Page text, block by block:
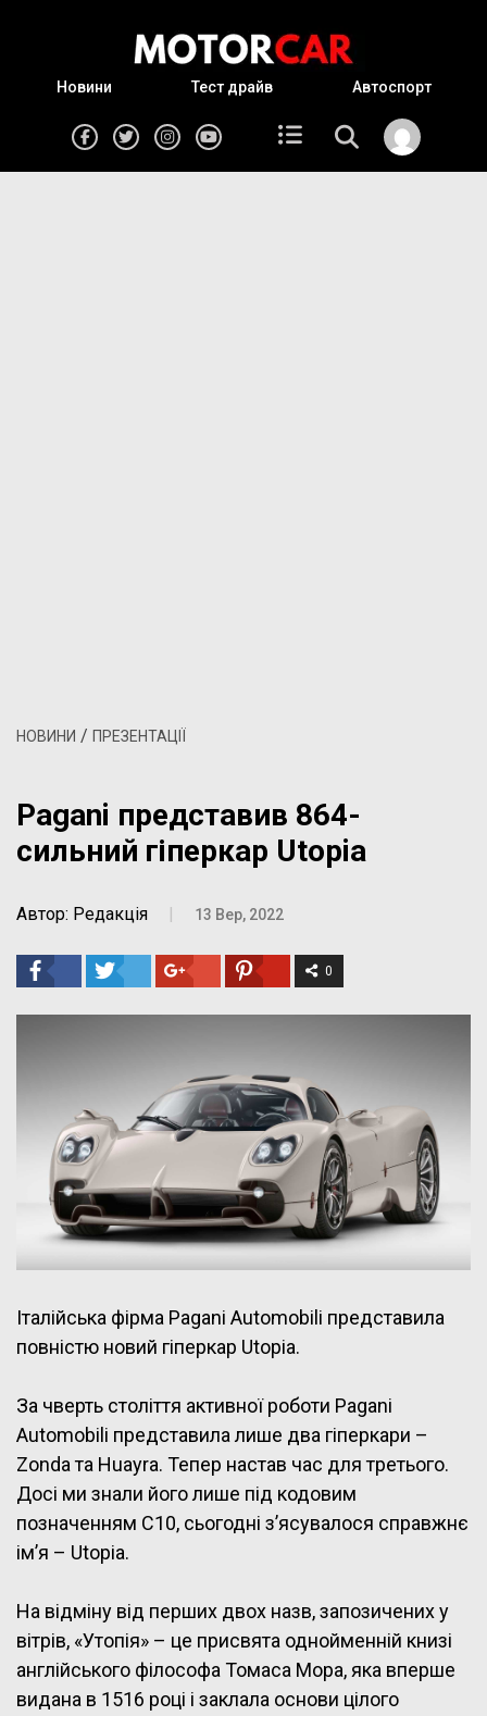
Новини Тест драйв Автоспорт
НОВИНИ / ПРЕЗЕНТАЦІЇ
Pagani представив 864-
сильний гіперкар Utopia
Автор: Редакція | 13 Вер, 2022
0
Італійська фірма Pagani Automobili представила
повністю новий гіперкар Utopia.
За чверть століття активної роботи Pagani
Automobili представила лише два гіперкари –
Zonda та Huayra. Тепер настав час для третього.
Досі ми знали його лише під кодовим
позначенням C10, сьогодні з’ясувалося справжнє
ім’я – Utopia.
На відміну від перших двох назв, запозичених у
вітрів, «Утопія» – це присвята однойменній книзі
англійського філософа Томаса Мора, яка вперше
видана в 1516 році і заклала основи цілого